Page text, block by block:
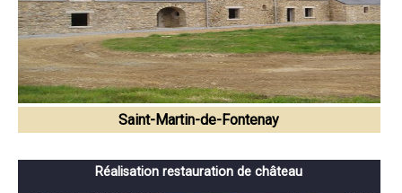
Saint-Martin-de-Fontenay
Réalisation restauration de château